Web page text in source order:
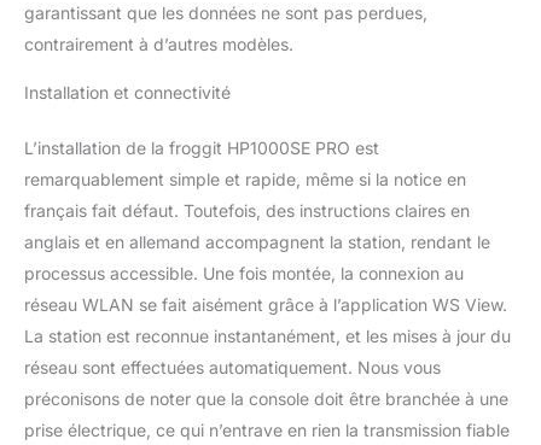
régler une alarme de gel
à partir de -3 °C.
propre climat intérieur
grâce aux 8 capteurs de
température et
séparément) et aux 4
capteurs PM 2.5 (vendus
séparément).
Visualisation des phases
de lune, affichage
graphique des données
historiques, prévisions
météorologiques.
garantissant que les données ne sont pas perdues,
contrairement à d’autres modèles.
Installation et connectivité
L’installation de la froggit HP1000SE PRO est
remarquablement simple et rapide, même si la notice en
français fait défaut. Toutefois, des instructions claires en
anglais et en allemand accompagnent la station, rendant le
processus accessible. Une fois montée, la connexion au
réseau WLAN se fait aisément grâce à l’application WS View.
La station est reconnue instantanément, et les mises à jour du
réseau sont effectuées automatiquement. Nous vous
préconisons de noter que la console doit être branchée à une
prise électrique, ce qui n’entrave en rien la transmission fiable